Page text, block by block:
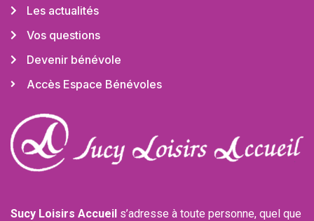
Les actualités
Vos questions
Devenir bénévole
Accès Espace Bénévoles
Sucy Loisirs Accueil s’adresse à toute personne, quel que